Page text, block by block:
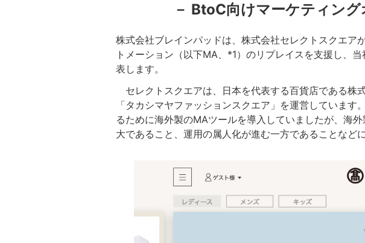
－ BtoC向けマーケティング
株式会社ブレインパッドは、株式会社セレクトスクエア
トメーション（以下MA、*1）のリプレイスを支援し、
表します。
セレクトスクエアは、日本を代表する百貨店である株
「タカシマヤファッションスクエア」を運営していま
るために海外製のMAツールを導入していましたが、海
大であること、運用の属人化が進む一方であることなど